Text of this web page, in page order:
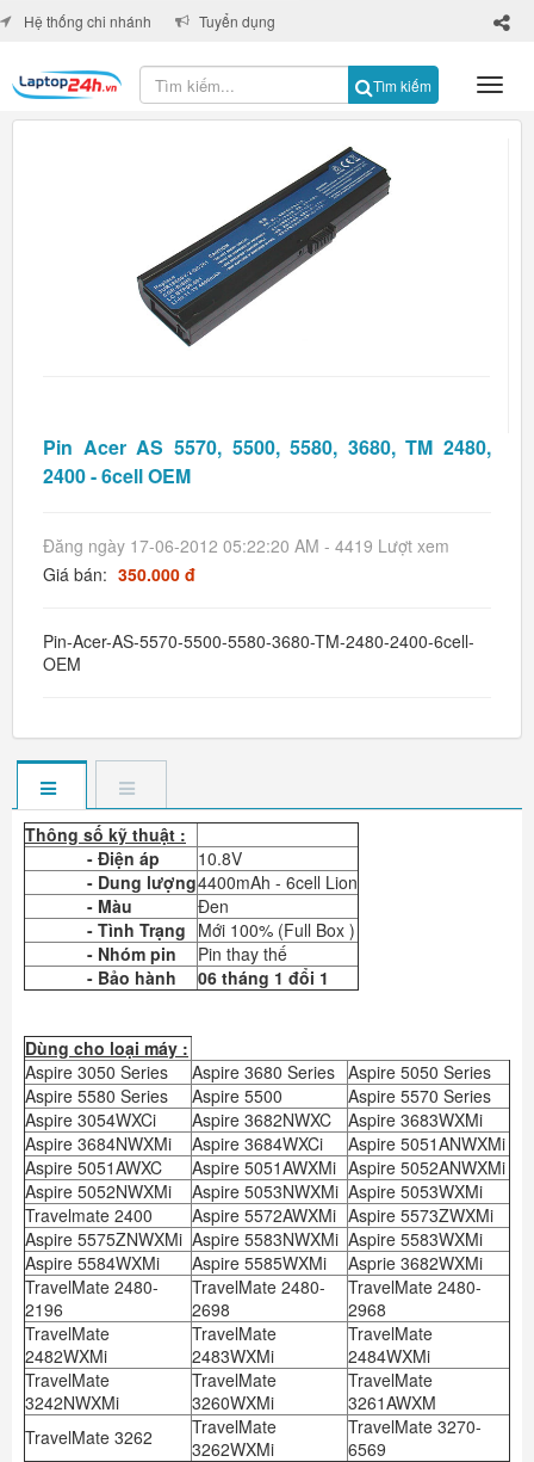
Tìm kiếm
×
Hệ thống chi nhánh Tuyển dụng
Pin Acer AS 5570, 5500, 5580, 3680, TM 2480,
2400 - 6cell OEM
Đăng ngày 17-06-2012 05:22:20 AM - 4419 Lượt xem
Giá bán: 350.000 đ
Pin-Acer-AS-5570-5500-5580-3680-TM-2480-2400-6cell-
OEM
Thông số kỹ thuật :
- Điện áp
10.8V
- Dung lượng4400mAh - 6cell Lion
- Màu
Đen
- Tình Trạng Mới 100% (Full Box )
- Nhóm pin
Pin thay thế
- Bảo hành
06 tháng 1 đổi 1
Dùng cho loại máy :
Aspire 3050 Series
Aspire 3680 Series Aspire 5050 Series
Aspire 5580 Series
Aspire 5500
Aspire 5570 Series
Aspire 3054WXCi
Aspire 3682NWXC
Aspire 3683WXMi
Aspire 3684NWXMi
Aspire 3684WXCi
Aspire 5051ANWXMi
Aspire 5051AWXC
Aspire 5051AWXMi Aspire 5052ANWXMi
Aspire 5052NWXMi
Aspire 5053NWXMi Aspire 5053WXMi
Travelmate 2400
Aspire 5572AWXMi Aspire 5573ZWXMi
Aspire 5575ZNWXMi Aspire 5583NWXMi Aspire 5583WXMi
Aspire 5584WXMi
Aspire 5585WXMi
Asprie 3682WXMi
TravelMate 2480-
2196
TravelMate 2480-
2698
TravelMate 2480-
2968
TravelMate
2482WXMi
TravelMate
2483WXMi
TravelMate
2484WXMi
TravelMate
3242NWXMi
TravelMate
3260WXMi
TravelMate
3261AWXM
TravelMate 3262
TravelMate
3262WXMi
TravelMate 3270-
6569